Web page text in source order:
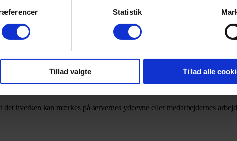
Statistik
Tillad valgte Tillad alle
man ikke overse den reducerede miljø belastning, ved at dele den
hverken kan mærkes på servernes ydeevne eller medarbejdernes